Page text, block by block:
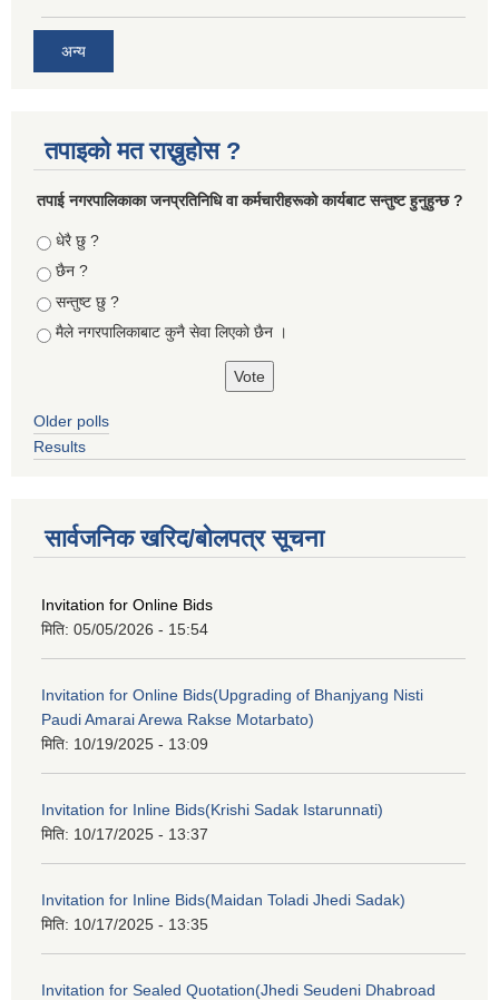
अन्य
तपाइको मत राख्नुहोस ?
तपा‌ई नगरपालिकाका जनप्रतिनिधि वा कर्मचारीहरूकाे कार्यबाट सन्तुष्ट हुनुहुन्छ ?
Choices
धेरै छु ?
छैन ?
सन्तुष्ट छु ?
मैले नगरपालिकाबाट कुनै सेवा लिएकाे छैन ।
Older polls
Results
सार्वजनिक खरिद/बोलपत्र सूचना
Invitation for Online Bids
मिति: 05/05/2026 - 15:54
Invitation for Online Bids(Upgrading of Bhanjyang Nisti
Paudi Amarai Arewa Rakse Motarbato)
मिति: 10/19/2025 - 13:09
Invitation for Inline Bids(Krishi Sadak Istarunnati)
मिति: 10/17/2025 - 13:37
Invitation for Inline Bids(Maidan Toladi Jhedi Sadak)
मिति: 10/17/2025 - 13:35
Invitation for Sealed Quotation(Jhedi Seudeni Dhabroad